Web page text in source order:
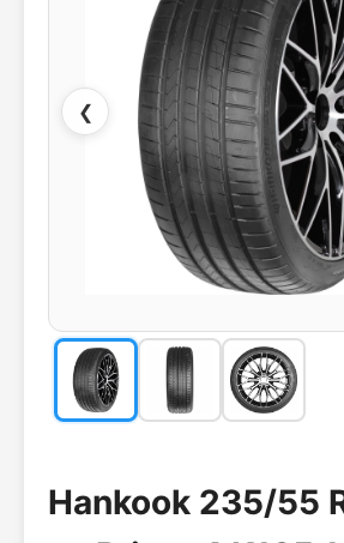
❮
Hankook 235/55